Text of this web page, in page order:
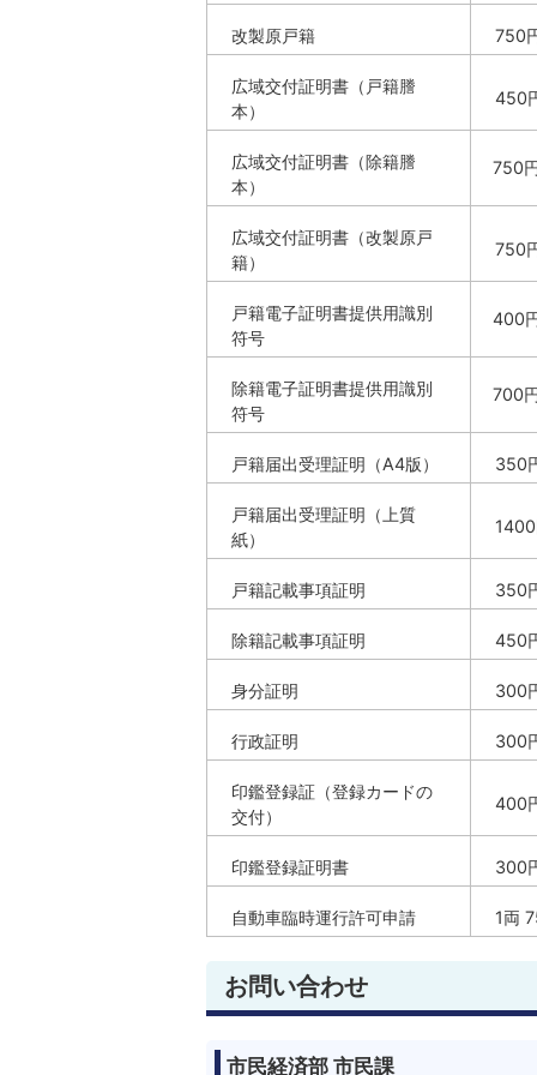
改製原戸籍 750
広域交付証明書（戸籍謄
本）
450
広域交付証明書（除籍謄
本）
750
広域交付証明書（改製原戸
籍）
750
戸籍電子証明書提供用識別
符号
400
除籍電子証明書提供用識別
符号
700
戸籍届出受理証明（A4版） 350
戸籍届出受理証明（上質
紙）
戸籍記載事項証明 350
除籍記載事項証明 450
身分証明 300
行政証明 300
印鑑登録証（登録カードの
交付）
400
印鑑登録証明書 300
自動車臨時運行許可申請 1両
お問い合わせ
市民経済部 市民課